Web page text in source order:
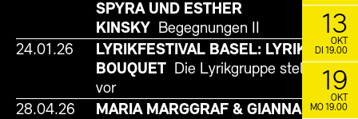
SPYRA UND ESTHER
KINSKY
Begegnungen II
24.01.26
LYRIKFESTIVAL BASEL: LYRIK IM AU
BOUQUET
Die Lyrikgruppe stellt sich
vor
28.04.26
MARIA MARGGRAF & GIANNA
13
OKT
DI 19.00
19
OKT
MO 19.00